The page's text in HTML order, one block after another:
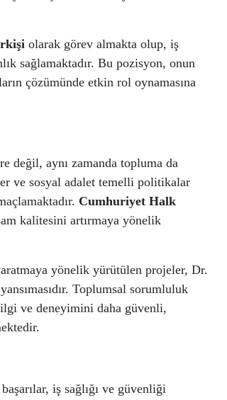
olarak görev almakta olup, iş
sağlamaktadır. Bu pozisyon, onun
çözümünde etkin rol oynamasına
değil, aynı zamanda topluma da
ve sosyal adalet temelli politikalar
Cumhuriyet Halk
kalitesini artırmaya yönelik
yönelik yürütülen projeler, Dr.
Toplumsal sorumluluk
ve deneyimini daha güvenli,
iş sağlığı ve güvenliği